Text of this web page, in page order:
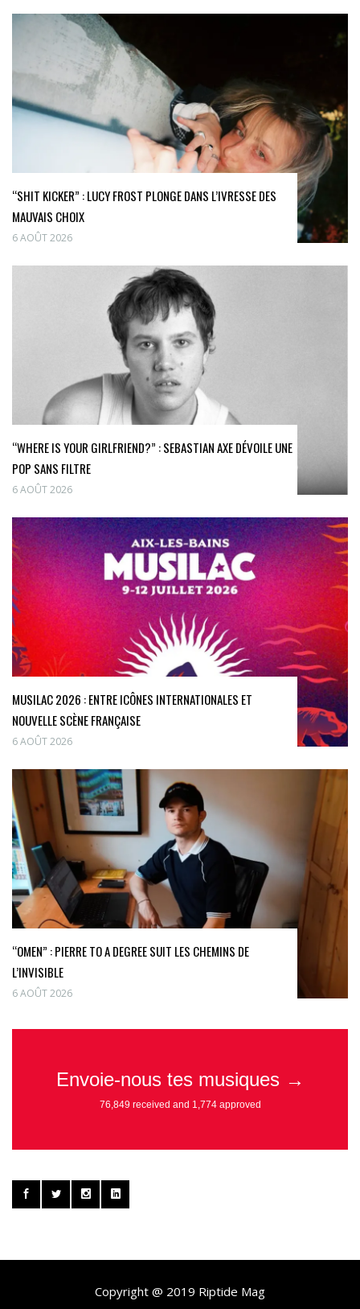
“SHIT KICKER” : LUCY FROST PLONGE DANS L’IVRESSE DES
MAUVAIS CHOIX
6 AOÛT 2026
“WHERE IS YOUR GIRLFRIEND?” : SEBASTIAN AXE DÉVOILE UNE
POP SANS FILTRE
6 AOÛT 2026
MUSILAC 2026 : ENTRE ICÔNES INTERNATIONALES ET
NOUVELLE SCÈNE FRANÇAISE
6 AOÛT 2026
“OMEN” : PIERRE TO A DEGREE SUIT LES CHEMINS DE
L’INVISIBLE
6 AOÛT 2026
Copyright @ 2019 Riptide Mag